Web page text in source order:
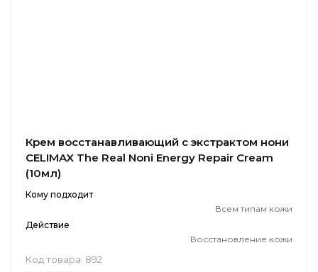
Крем восстанавливающий с экстрактом нони
CELIMAX The Real Noni Energy Repair Cream
(10мл)
Кому подходит
Всем типам кожи
Действие
Восстановление кожи
Код товара: 892